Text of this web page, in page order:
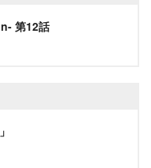
第12話